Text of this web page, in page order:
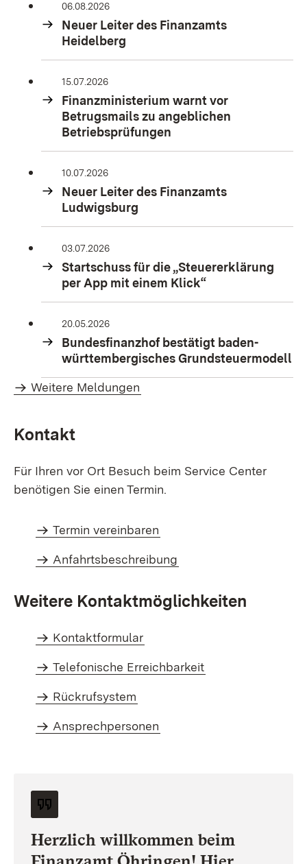
06.08.2026
Neuer Leiter des Finanzamts
Heidelberg
15.07.2026
Finanzministerium warnt vor
Betrugsmails zu angeblichen
Betriebsprüfungen
10.07.2026
Neuer Leiter des Finanzamts
Ludwigsburg
03.07.2026
Startschuss für die „Steuererklärung
per App mit einem Klick“
20.05.2026
Bundesfinanzhof bestätigt baden-
württembergisches Grundsteuermodell
Weitere Meldungen
Kontakt
Für Ihren vor Ort Besuch beim Service Center
benötigen Sie einen Termin.
Termin vereinbaren
Anfahrtsbeschreibung
Weitere Kontaktmöglichkeiten
Kontaktformular
Telefonische Erreichbarkeit
Rückrufsystem
Ansprechpersonen
Herzlich willkommen beim